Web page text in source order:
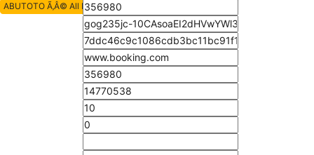
ABUTOTO Ã‚Â© All Rights Reserved